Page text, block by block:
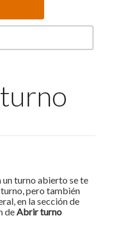
un turno abierto se te
pero también
en la sección de
deAbrir turno